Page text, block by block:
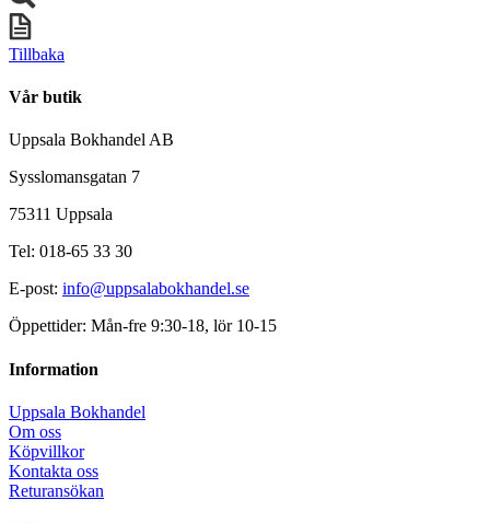
Tillbaka
Vår butik
Uppsala Bokhandel AB
Sysslomansgatan 7
75311 Uppsala
Tel: 018-65 33 30
E-post: info@uppsalabokhandel.se
Öppettider: Mån-fre 9:30-18, lör 10-15
Information
Uppsala Bokhandel
Om oss
Köpvillkor
Kontakta oss
Returansökan